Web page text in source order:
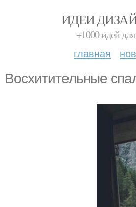
ИДЕИ
+1000 идей
главная
Восхитительные